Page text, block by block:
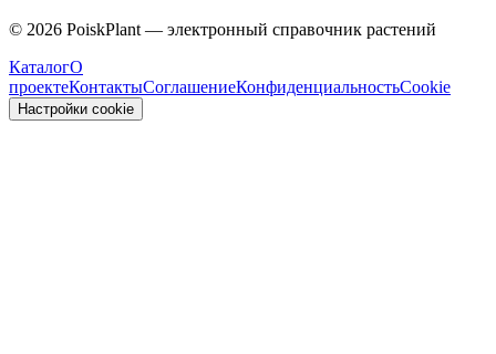
© 2026 PoiskPlant — электронный справочник растений
КаталогО
проектеКонтактыСоглашениеКонфиденциальностьCookie
Настройки cookie